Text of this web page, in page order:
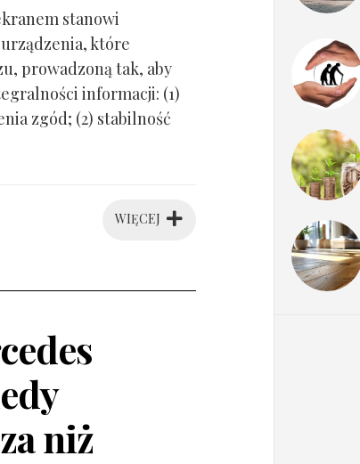
stanowi
które
prowadzoną tak, aby
informacji: (1)
zgód; (2) stabilność
WIĘCEJ
niż